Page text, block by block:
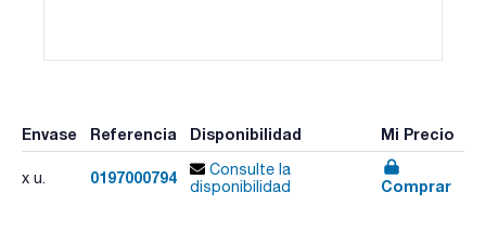
Envase Referencia Disponibilidad Mi Precio
x u. 0197000794
Consulte la
disponibilidad
Comprar